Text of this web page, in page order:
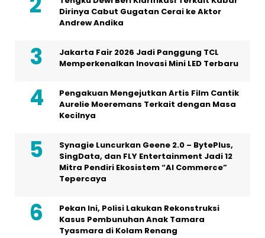
Dirinya Cabut Gugatan Cerai ke Aktor
Andrew Andika
Jakarta Fair 2026 Jadi Panggung TCL
Memperkenalkan Inovasi Mini LED Terbaru
Pengakuan Mengejutkan Artis Film Cantik
Aurelie Moeremans Terkait dengan Masa
Kecilnya
Synagie Luncurkan Geene 2.0 – BytePlus,
SingData, dan FLY Entertainment Jadi 12
Mitra Pendiri Ekosistem “AI Commerce”
Tepercaya
Pekan Ini, Polisi Lakukan Rekonstruksi
Kasus Pembunuhan Anak Tamara
Tyasmara di Kolam Renang